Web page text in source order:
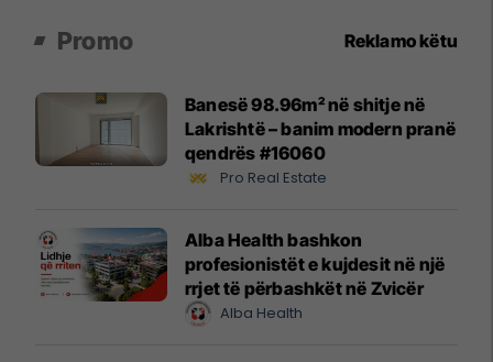
Promo Reklamo këtu
Banesë 98.96m² në shitje në
Lakrishtë – banim modern pranë
qendrës #16060
Pro Real Estate
Alba Health bashkon
profesionistët e kujdesit në një
rrjet të përbashkët në Zvicër
Alba Health